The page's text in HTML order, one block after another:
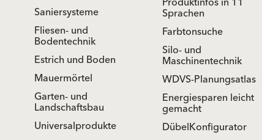
Saniersysteme
Fliesen- und
Bodentechnik
Estrich und Boden
Mauermörtel
Garten- und
Landschaftsbau
Universalprodukte
Sprachen
Farbtonsuche
Silo- und
Maschinentechnik
WDVS-Planungsatlas
Energiesparen leicht
gemacht
DübelKonfigurator